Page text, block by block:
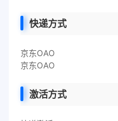
快递方式
京东OAO
京东OAO
激活方式